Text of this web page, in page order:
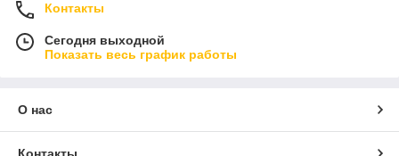
Контакты
Сегодня выходной
Показать весь график работы
О нас